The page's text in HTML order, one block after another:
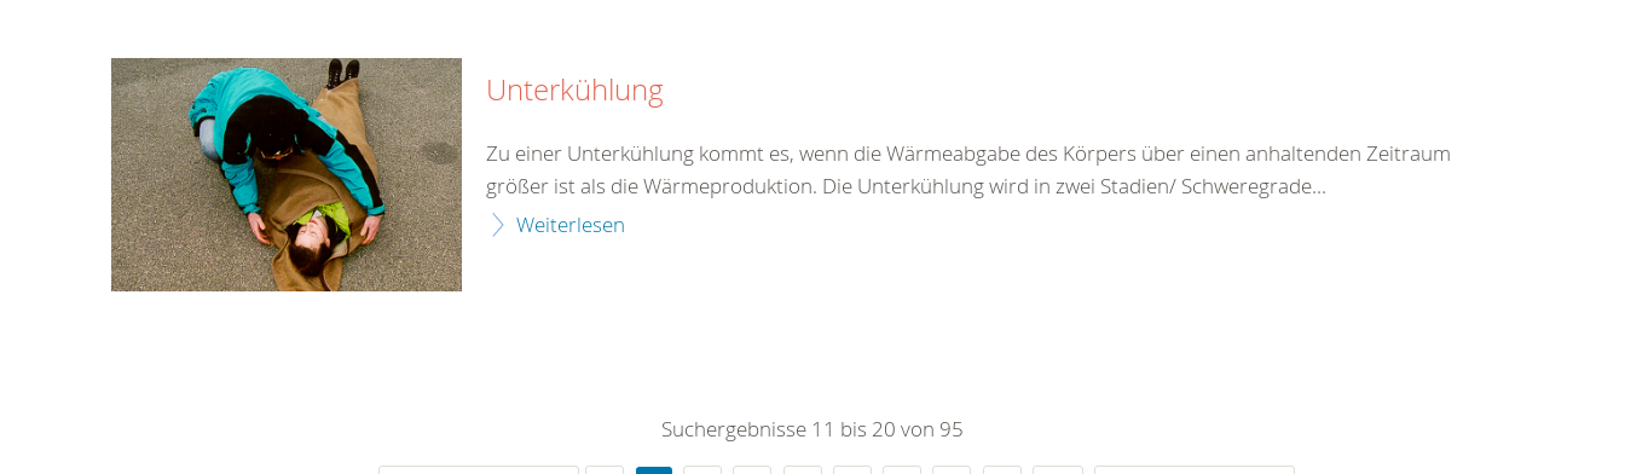
Unterkühlung
Zu einer Unterkühlung kommt es, wenn die Wärmeabgabe des Körpers über einen anhaltenden Zeitraum
größer ist als die Wärmeproduktion. Die Unterkühlung wird in zwei Stadien/ Schweregrade...
Weiterlesen
Suchergebnisse 11 bis 20 von 95